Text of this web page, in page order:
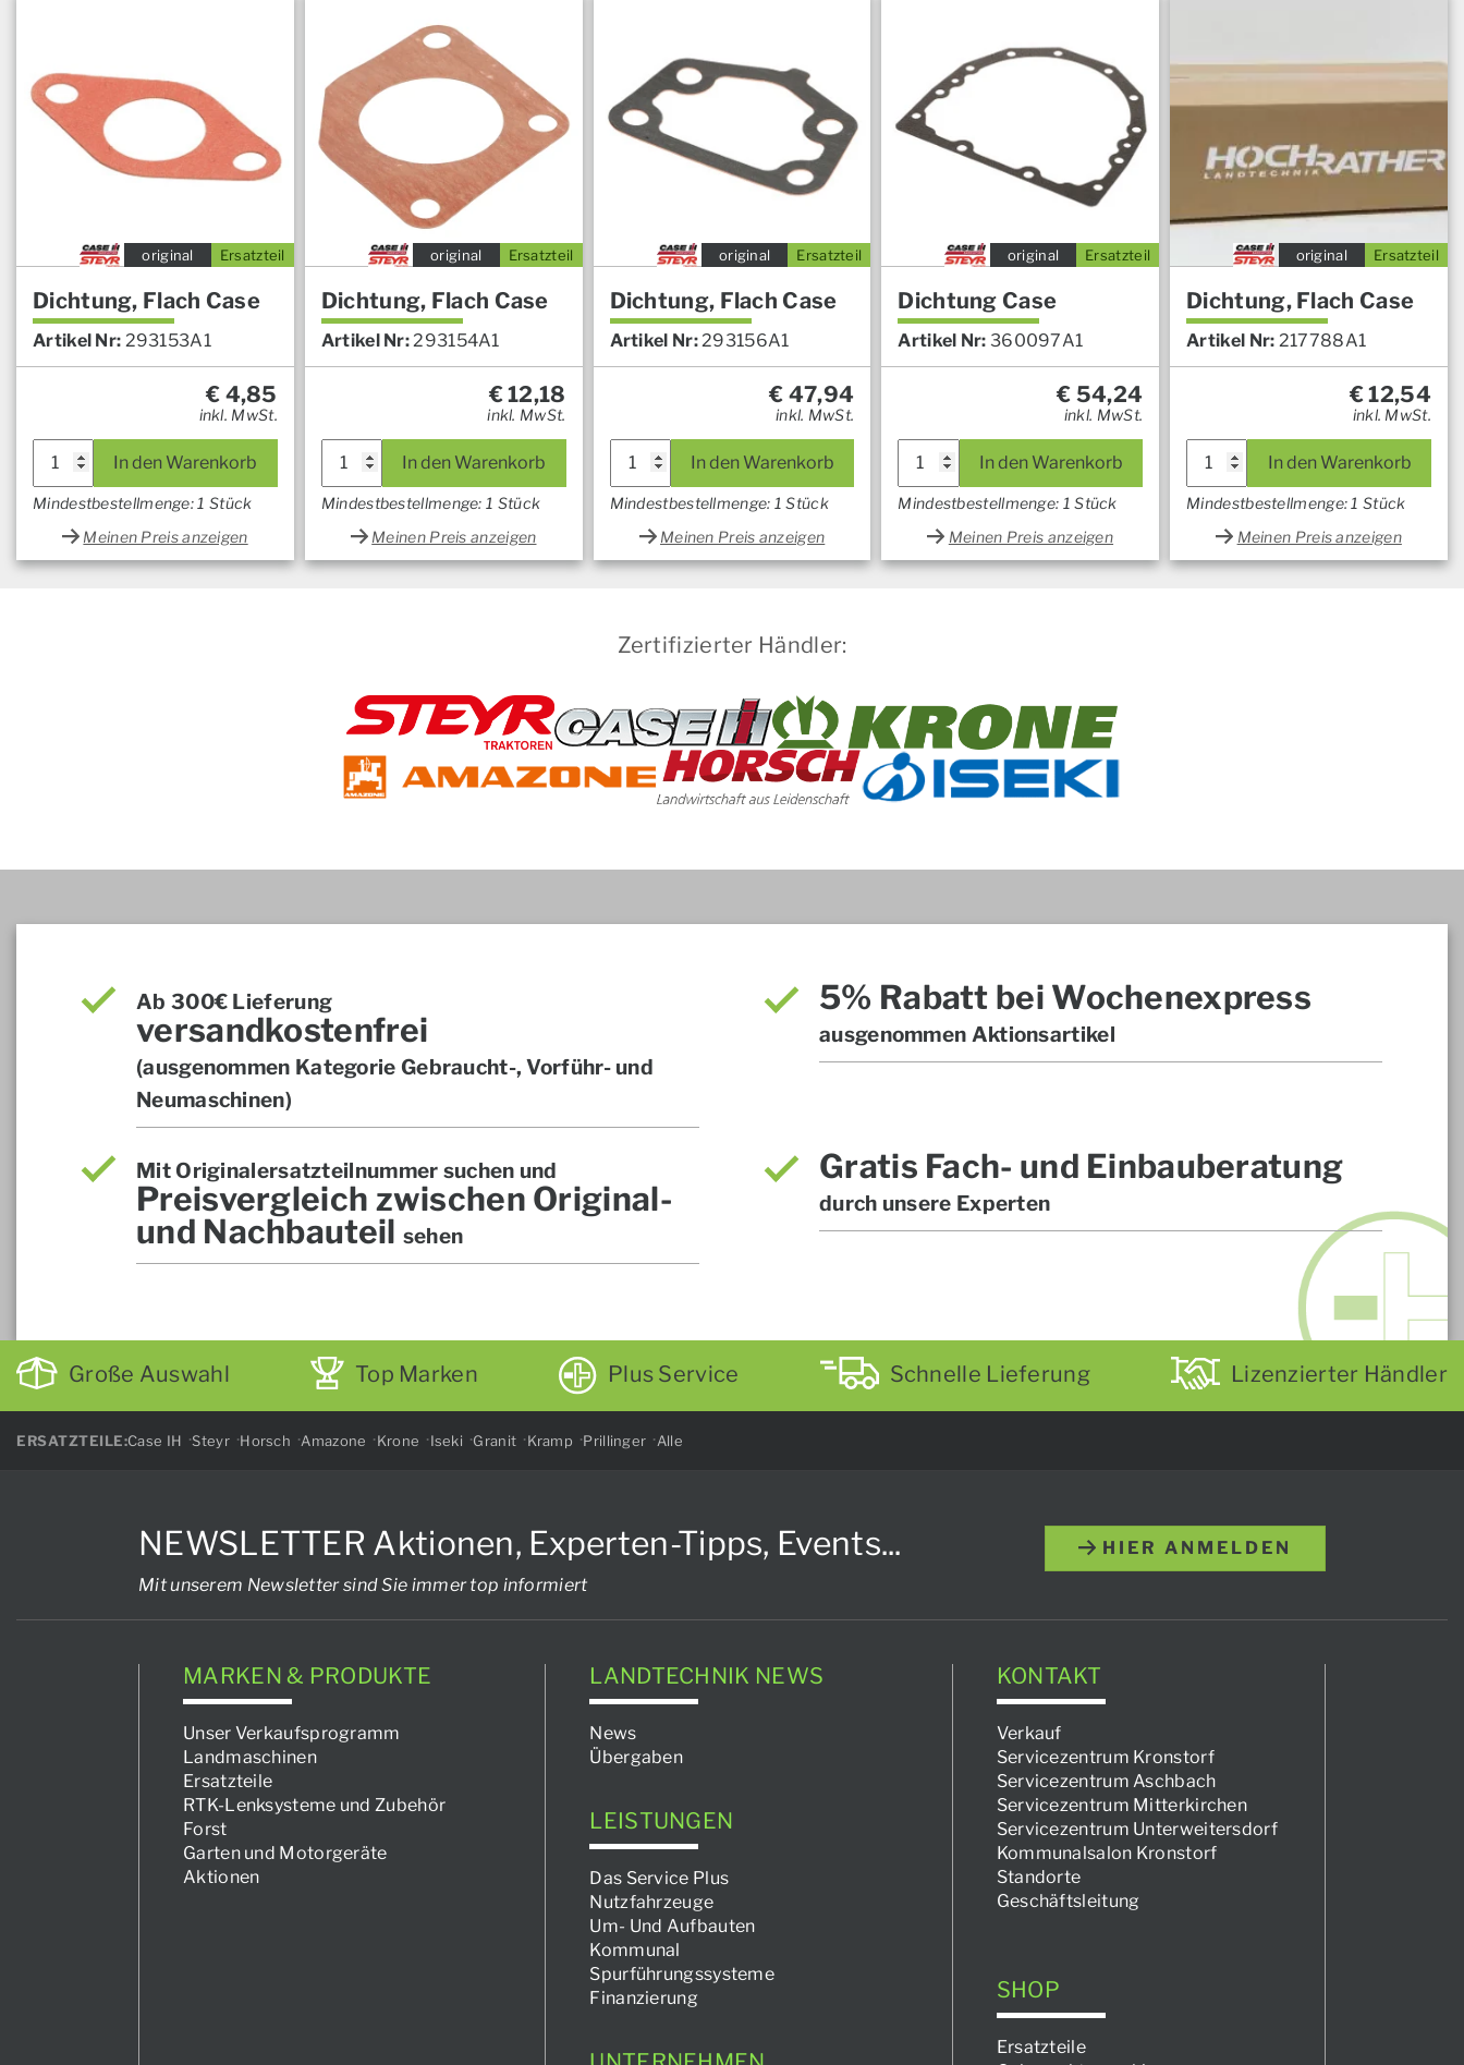
Ersatzteil
original
Dichtung, Flach Case
Artikel Nr: 293153A1
€ 4,85
inkl. MwSt.
In den Warenkorb
Mindestbestellmenge: 1 Stück
Meinen Preis anzeigen
Ersatzteil
original
Dichtung, Flach Case
Artikel Nr: 293154A1
€12,18
inkl. MwSt.
In den Warenkorb
Mindestbestellmenge: 1 Stück
Meinen Preis anzeigen
Ersatzteil
original
Dichtung, Flach Case
Artikel Nr: 293156A1
€ 47,94
inkl. MwSt.
In den Warenkorb
Mindestbestellmenge: 1 Stück
Meinen Preis anzeigen
Ersatzteil
original
Dichtung Case
Artikel Nr: 360097A1
€ 54,24
inkl. MwSt.
In den Warenkorb
Mindestbestellmenge: 1 Stück
Meinen Preis anzeigen
Ersatzteil
original
Dichtung, Flach Case
Artikel Nr: 217788A1
€12,54
inkl. MwSt.
In den Warenkorb
Mindestbestellmenge: 1 Stück
Meinen Preis anzeigen
Zertifizierter Händler:
Ab 300€ Lieferung
versandkostenfrei
(ausgenommen Kategorie Gebraucht-, Vorführ- und
Neumaschinen)
5% Rabatt bei Wochenexpress
ausgenommen Aktionsartikel
Mit Originalersatzteilnummer suchen und
Preisvergleich zwischen Original-
und Nachbauteil sehen
Gratis Fach- und Einbauberatung
durch unsere Experten
Große Auswahl Top Marken Plus Service Schnelle Lieferung Lizenzierter Händler
ERSATZTEILE:Case IH Steyr Horsch Amazone Krone Iseki Granit Kramp Prillinger Alle
NEWSLETTER Aktionen, Experten-Tipps, Events...
Mit unserem Newsletter sind Sie immer top informiert
HIER ANMELDEN
MARKEN & PRODUKTE
Unser Verkaufsprogramm
Landmaschinen
Ersatzteile
RTK-Lenksysteme und Zubehör
Forst
Garten und Motorgeräte
Aktionen
LANDTECHNIK NEWS
News
Übergaben
LEISTUNGEN
Das Service Plus
Nutzfahrzeuge
Um- Und Aufbauten
Kommunal
Spurführungssysteme
Finanzierung
KONTAKT
Verkauf
Servicezentrum Kronstorf
Servicezentrum Aschbach
Servicezentrum Mitterkirchen
Servicezentrum Unterweitersdorf
Kommunalsalon Kronstorf
Standorte
Geschäftsleitung
SHOP
Ersatzteile